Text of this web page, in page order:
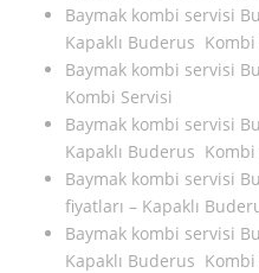
Baymak kombi servisi
Kapaklı Buderus Kombi
Baymak kombi servisi
Kombi Servisi
Baymak kombi servisi
Kapaklı Buderus Kombi
Baymak kombi servisi
fiyatları – Kapaklı
Baymak kombi servisi
Kapaklı Buderus Kombi